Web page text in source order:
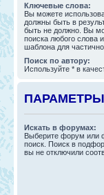
Ключевые слова:
Вы можете
должны быть в
быть не должно. Вы
поиска любого слова
шаблона для
Поиск по автору:
Используйте * в
Искать в форумах:
Выберите форум или
поиск. Поиск в
вы не отключили